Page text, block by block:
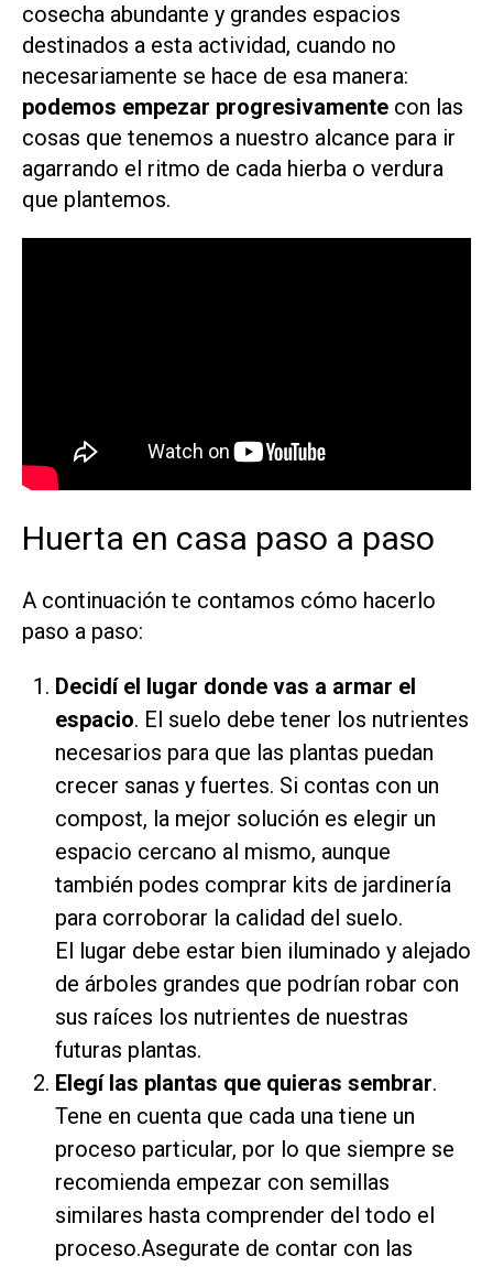
cosecha abundante y grandes espacios
destinados a esta actividad, cuando no
necesariamente se hace de esa manera:
podemos empezar progresivamente con las
cosas que tenemos a nuestro alcance para ir
agarrando el ritmo de cada hierba o verdura
que plantemos.
Huerta en casa paso a paso
A continuación te contamos cómo hacerlo
paso a paso:
Decidí el lugar donde vas a armar el
espacio. El suelo debe tener los nutrientes
necesarios para que las plantas puedan
crecer sanas y fuertes. Si contas con un
compost, la mejor solución es elegir un
espacio cercano al mismo, aunque
también podes comprar kits de jardinería
para corroborar la calidad del suelo.
El lugar debe estar bien iluminado y alejado
de árboles grandes que podrían robar con
sus raíces los nutrientes de nuestras
futuras plantas.
Elegí las plantas que quieras sembrar.
Tene en cuenta que cada una tiene un
proceso particular, por lo que siempre se
recomienda empezar con semillas
similares hasta comprender del todo el
proceso.Asegurate de contar con las